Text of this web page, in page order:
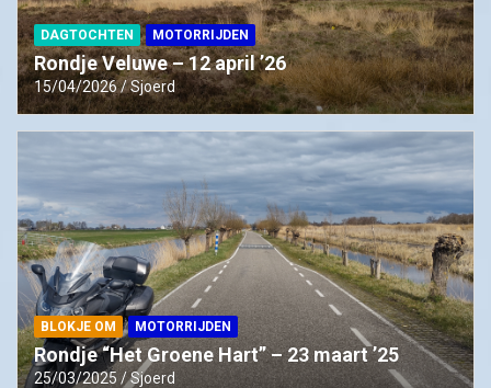
DAGTOCHTEN MOTORRIJDEN
Rondje Veluwe – 12 april ’26
15/04/2026 Sjoerd
BLOKJE OM MOTORRIJDEN
Rondje “Het Groene Hart” – 23 maart ’25
25/03/2025 Sjoerd